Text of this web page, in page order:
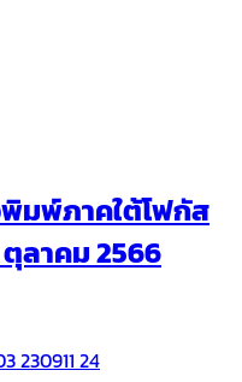
มพ์ภาคใต้โฟกัส
ลาคม 2566